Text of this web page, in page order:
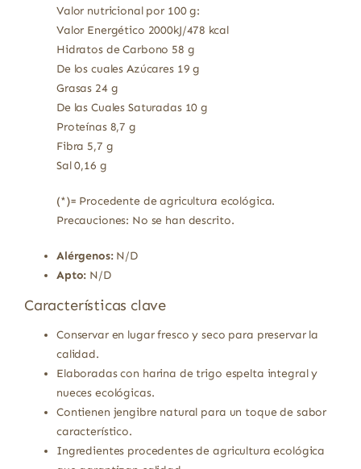
Valor nutricional por 100 g:
Valor Energético 2000kJ/478 kcal
Hidratos de Carbono 58 g
De los cuales Azúcares 19 g
Grasas 24 g
De las Cuales Saturadas 10 g
Proteínas 8,7 g
Fibra 5,7 g
Sal 0,16 g
(*)= Procedente de agricultura ecológica.
Precauciones: No se han descrito.
Alérgenos:N/D
Apto: N/D
Características clave
Conservar en lugar fresco y seco para preservar la
calidad.
Elaboradas con harina de trigo espelta integral y
nueces ecológicas.
Contienen jengibre natural para un toque de sabor
característico.
Ingredientes procedentes de agricultura ecológica